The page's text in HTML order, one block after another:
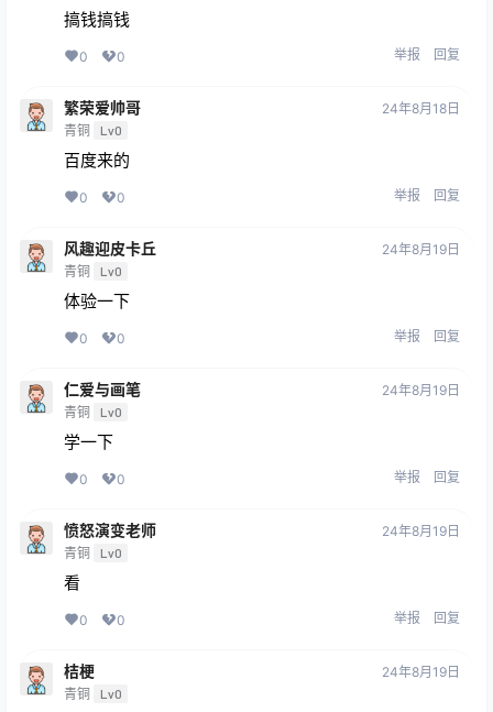
搞钱搞钱
0 0 举报 回复
繁荣爱帅哥
青铜 Lv0
24年8月18日
百度来的
0 0 举报 回复
风趣迎皮卡丘
青铜 Lv0
24年8月19日
体验一下
0 0 举报 回复
仁爱与画笔
青铜 Lv0
24年8月19日
学一下
0 0 举报 回复
愤怒演变老师
青铜 Lv0
24年8月19日
看
0 0 举报 回复
桔梗
青铜 Lv0
24年8月19日